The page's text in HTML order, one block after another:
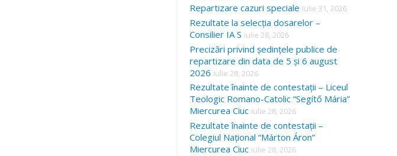
Repartizare cazuri speciale iulie 31, 2026
Rezultate la selecția dosarelor –
Consilier IA S iulie 28, 2026
Precizări privind ședințele publice de
repartizare din data de 5 și 6 august
2026 iulie 28, 2026
Rezultate înainte de contestații – Liceul
Teologic Romano-Catolic “Segítő Mária”
Miercurea Ciuc iulie 28, 2026
Rezultate înainte de contestații –
Colegiul Național “Márton Áron”
Miercurea Ciuc iulie 28, 2026